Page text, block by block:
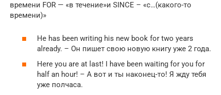
времени FOR — «в течение»и SINCE – «с…(какого-то
времени)»
He has been writing his new book for two years
already. – Он пишет свою новую книгу уже 2 года.
Here you are at last! I have been waiting for you for
half an hour! – А вот и ты наконец-то! Я жду тебя
уже полчаса.